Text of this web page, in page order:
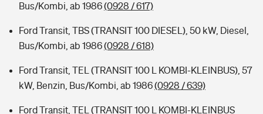
Bus/Kombi, ab 1986(0928 / 617)
Ford Transit, TBS (TRANSIT 100 DIESEL), 50 kW, Diesel,
Bus/Kombi, ab 1986(0928 / 618)
Ford Transit, TEL (TRANSIT 100 L KOMBI-KLEINBUS), 57
kW, Benzin, Bus/Kombi, ab 1986(0928 / 639)
Ford Transit, TEL (TRANSIT 100 L KOMBI-KLEINBUS